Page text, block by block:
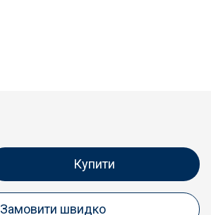
Купити
Замовити швидко